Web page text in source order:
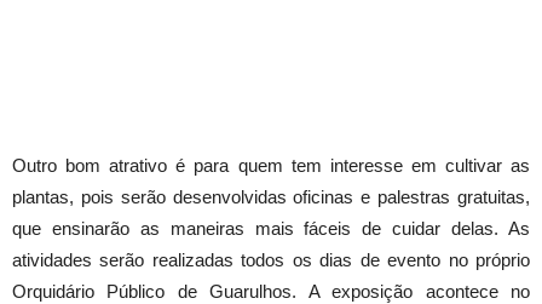
Outro bom atrativo é para quem tem interesse em cultivar as
plantas, pois serão desenvolvidas oficinas e palestras gratuitas,
que ensinarão as maneiras mais fáceis de cuidar delas. As
atividades serão realizadas todos os dias de evento no próprio
Orquidário Público de Guarulhos. A exposição acontece no